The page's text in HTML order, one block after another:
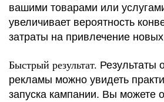
вашими товарами или
увеличивает вероятность
затраты на привлечение
Быстрый результат. Результаты
рекламы можно увидеть
запуска кампании. Вы можете